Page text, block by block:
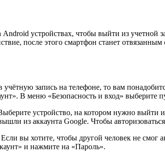
устройствах, чтобы выйти из учетной
после этого смартфон станет
запись на телефоне, то вам
В меню «Безопасность и вход» выберите
устройство, на котором нужно выйти
из аккаунта Google. Чтобы
вы хотите, чтобы другой человек не смог
и нажмите на «Пароль».